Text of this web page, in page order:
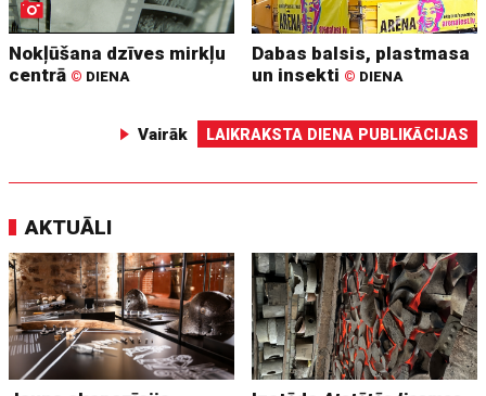
Nokļūšana dzīves mirkļu
centrā © DIENA
Dabas balsis, plastmasa
un insekti © DIENA
Vairāk LAIKRAKSTA DIENA PUBLIKĀCIJAS
AKTUĀLI